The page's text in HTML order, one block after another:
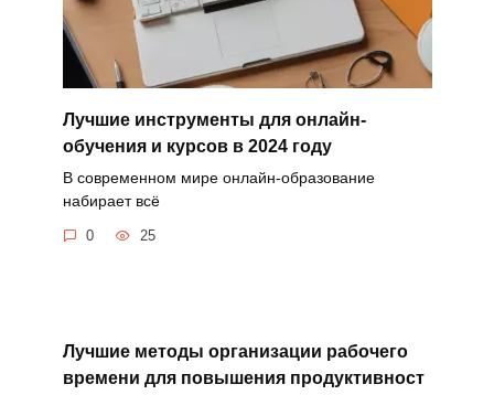
Лучшие инструменты для онлайн-
обучения и курсов в 2024 году
В современном мире онлайн-образование
набирает всё
0 25
Лучшие методы организации рабочего
времени для повышения продуктивност